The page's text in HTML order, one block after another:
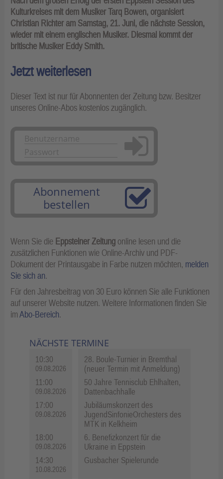
Kulturkreises mit dem Musiker Tarq Bowen, organisiert
Christian Richter am Samstag, 21. Juni, die nächste Session,
wieder mit einem englischen Musiker. Diesmal kommt der
britische Musiker Eddy Smith.
Jetzt weiterlesen
Dieser Text ist nur für Abonnenten der Zeitung bzw. Besitzer
unseres Online-Abos kostenlos zugänglich.
Anmelden
Abonnement
bestellen
Wenn Sie die Eppsteiner Zeitung online lesen und die
zusätzlichen Funktionen wie Online-Archiv und PDF-
Dokument der Printausgabe in Farbe nutzen möchten, melden
Sie sich an.
Für den Jahresbeitrag von 30 Euro können Sie alle Funktionen
auf unserer Website nutzen. Weitere Informationen finden Sie
imAbo-Bereich.
NÄCHSTE TERMINE
10:30
09.08.2026
28. Boule-Turnier in Bremthal
(neuer Termin mit Anmeldung)
11:00
09.08.2026
50 Jahre Tennisclub Ehlhalten,
Dattenbachhalle
17:00
09.08.2026
Jubiläumskonzert des
JugendSinfonieOrchesters des
MTK in Kelkheim
18:00
09.08.2026
6. Benefizkonzert für die
Ukraine in Eppstein
14:30
10.08.2026
Gusbacher Spielerunde